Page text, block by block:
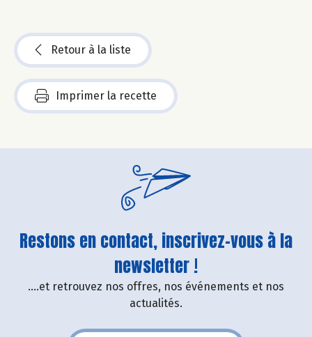
Retour à la liste
Imprimer la recette
Restons en contact, inscrivez-vous à la
newsletter !
....et retrouvez nos offres, nos événements et nos
actualités.